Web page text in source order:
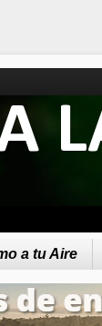
a tu Aire